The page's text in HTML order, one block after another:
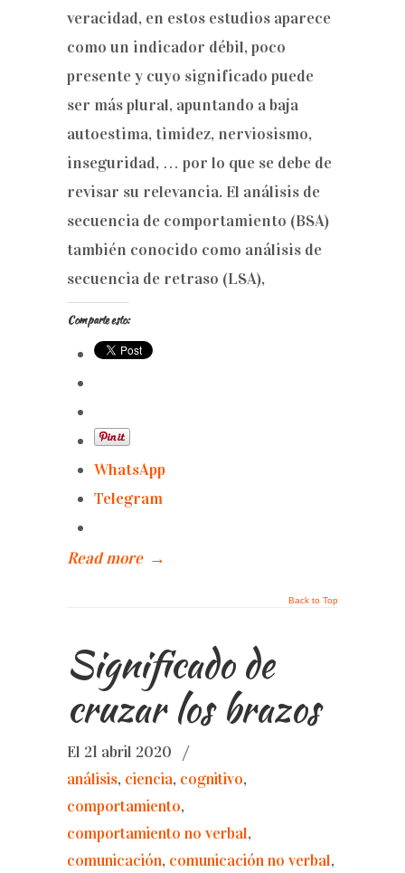
veracidad, en estos estudios aparece
como un indicador débil, poco
presente y cuyo significado puede
ser más plural, apuntando a baja
autoestima, timidez, nerviosismo,
inseguridad, … por lo que se debe de
revisar su relevancia. El análisis de
secuencia de comportamiento (BSA)
también conocido como análisis de
secuencia de retraso (LSA),
Comparte esto:
WhatsApp
Telegram
Read more →
Back to Top
Significado de
cruzar los brazos
El 21 abril 2020
/
análisis, ciencia, cognitivo,
comportamiento,
comportamiento no verbal,
comunicación, comunicación no verbal,